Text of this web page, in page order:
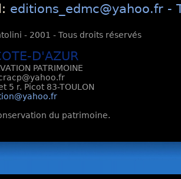
editions_edmc@yahoo.fr -
- 2001 - Tous droits réservés
D'AZUR
PATRIMOINE
5 r. Picot 83-TOULON
du patrimoine.